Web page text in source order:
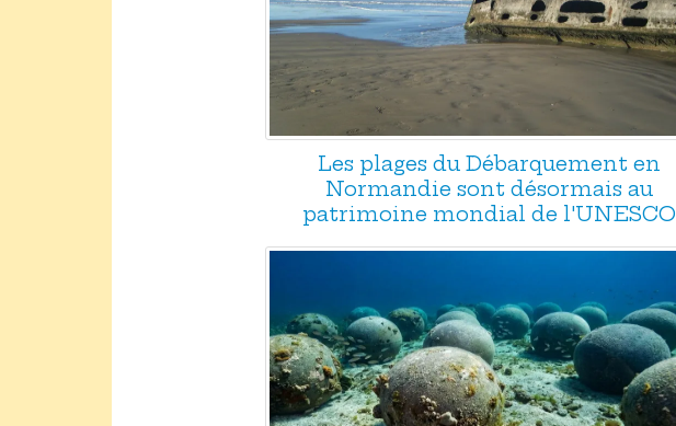
Les plages du Débarquement en
Normandie sont désormais au
patrimoine mondial de l'UNESCO